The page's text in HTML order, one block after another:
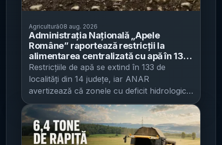
Agricultură08 aug. 2026
Administrația Națională „Apele
Române” raportează restricții la
alimentarea centralizată cu apă în 133
de localități din 14 județe - Seceta și
debitele minime istorice cresc
presiunea pe resursa de apă
Restricțiile de apă se extind în 133 de
localități din 14 județe, iar ANAR
avertizează că zonele cu deficit hidrologic
intră deja pe trepte de limitare care pot
ajunge până la furnizare „în regim
restricționat” , potrivit Economica . Situația
are implicații directe pentru agricultură și